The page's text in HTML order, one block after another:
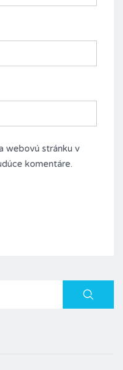
webovú stránku v
komentáre.
Hľadať: